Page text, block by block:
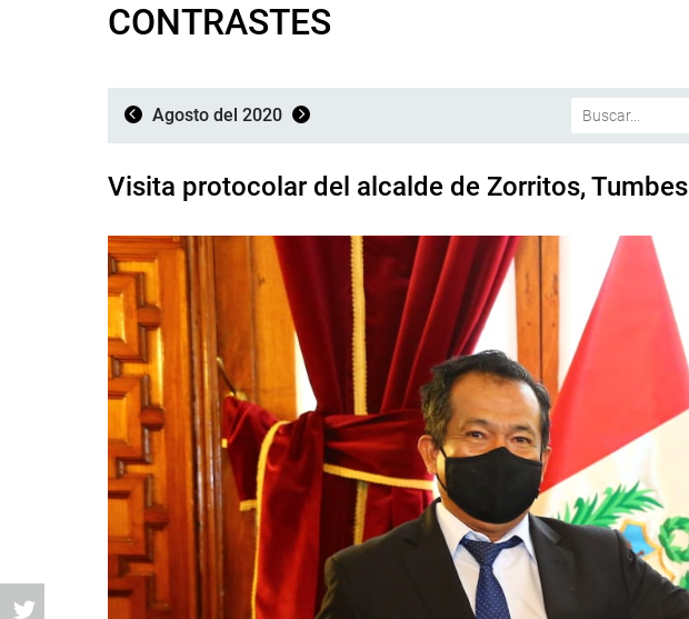
CONTRASTES
Agosto del 2020
Visita protocolar del alcalde de Zorritos, Tumbes